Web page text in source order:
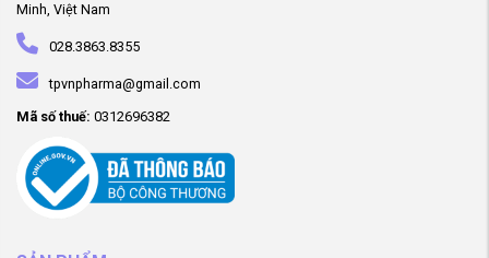
Minh, Việt Nam
028.3863.8355
tpvnpharma@gmail.com
Mã số thuế: 0312696382